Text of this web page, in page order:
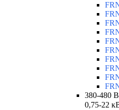
380-480
0,75-22